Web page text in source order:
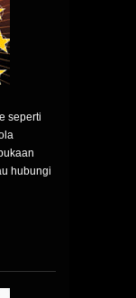
seperti
hubungi